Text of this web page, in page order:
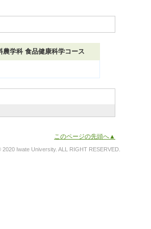
農学科 食品健康科学コース
このページの先頭へ▲
Iwate University. ALL RIGHT RESERVED.